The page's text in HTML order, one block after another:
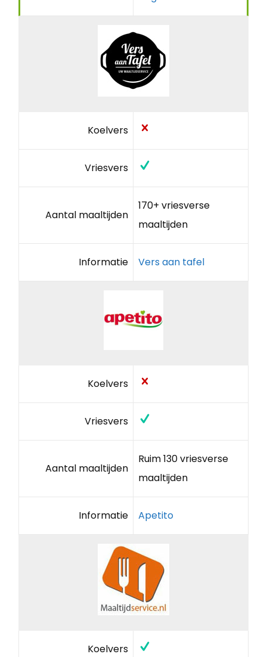
Koelvers
Vriesvers
Aantal maaltijden
170+ vriesverse
maaltijden
Informatie Vers aan tafel
Koelvers
Vriesvers
Aantal maaltijden
Ruim 130 vriesverse
maaltijden
Informatie Apetito
Koelvers